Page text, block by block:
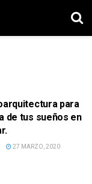
para
de tus sueños en
27 MARZO, 2020